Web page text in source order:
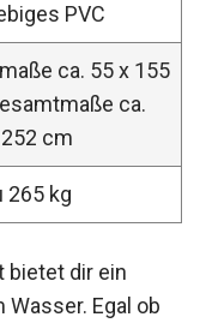
PVC
ca. 55 x 155
ca.
cm
265 kg
bietet dir ein
Egal ob